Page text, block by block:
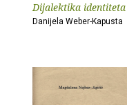
Dijalektika identiteta
Danijela Weber-Kapusta